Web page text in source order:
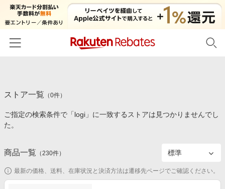
カテゴリー一覧
百貨店・総合ECモール
食品・スイーツ・お酒
コスメ・健康・医薬品
イベント一覧
初回購入者限定特典
対象ストア新規限定特典
ストア一覧 （0件）
ご指定の検索条件で「logi」に一致するストアは見つかりませんでし
た。
商品一覧 （230件）
最新の価格、送料、在庫状況と決済方法は遷移先ページでご確認ください。